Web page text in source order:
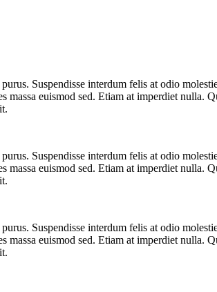
Suspendisse interdum felis at odio
euismod sed. Etiam at imperdiet nulla.
Suspendisse interdum felis at odio
euismod sed. Etiam at imperdiet nulla.
Suspendisse interdum felis at odio
euismod sed. Etiam at imperdiet nulla.